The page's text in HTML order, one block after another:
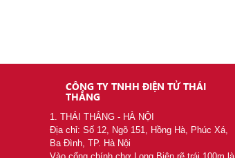
CÔNG TY TNHH ĐIỆN TỬ THÁI
THẮNG
1. THÁI THẮNG - HÀ NỘI
Địa chỉ: Số 12, Ngõ 151, Hồng Hà, Phúc Xá,
Ba Đình, TP. Hà Nội